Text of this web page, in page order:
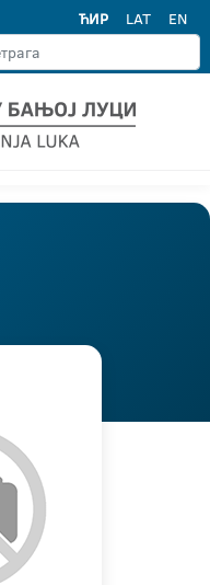
ЋИР LAT EN